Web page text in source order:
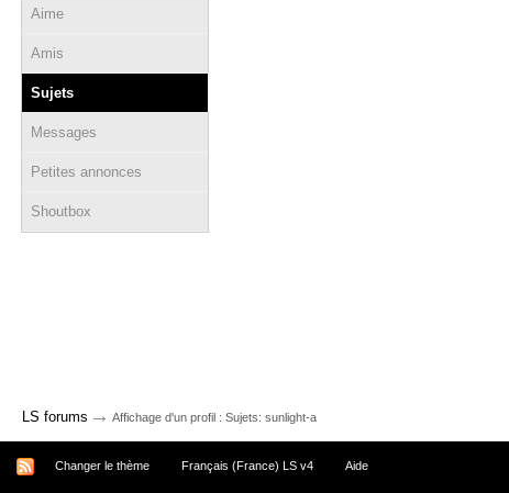
Aime
Amis
Sujets
Messages
Petites annonces
Shoutbox
LS forums → Affichage d'un profil : Sujets: sunlight-a
Changer le thème Français (France) LS v4 Aide